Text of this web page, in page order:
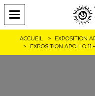
ACCUEIL
EXPOSITION
EXPOSITION APOLLO